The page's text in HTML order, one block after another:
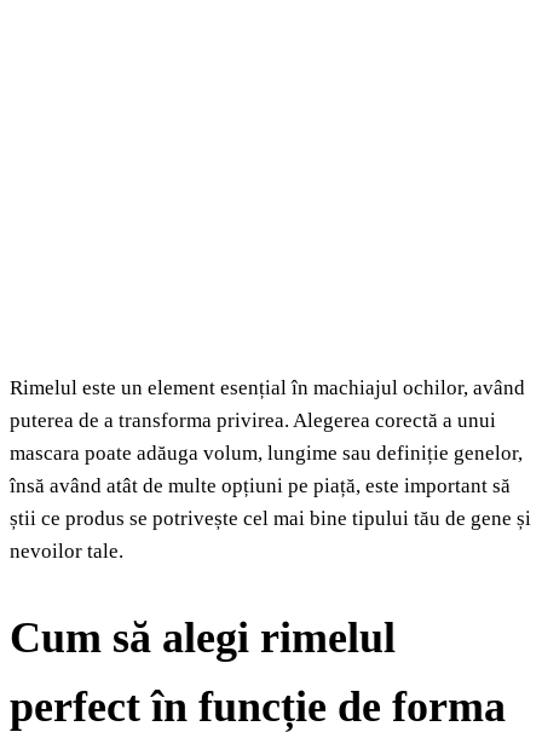
Rimelul este un element esențial în machiajul ochilor, având
puterea de a transforma privirea. Alegerea corectă a unui
mascara poate adăuga volum, lungime sau definiție genelor,
însă având atât de multe opțiuni pe piață, este important să
știi ce produs se potrivește cel mai bine tipului tău de gene și
nevoilor tale.
Cum să alegi rimelul
perfect în funcție de forma